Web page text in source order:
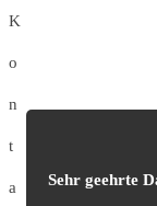
K
o
n
t
a Sehr geehrte